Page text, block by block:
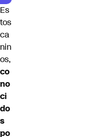
Es
tos
ca
nin
os,
co
no
ci
do
s
po